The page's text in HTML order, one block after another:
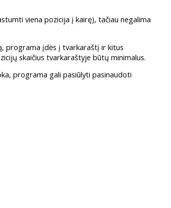
viena pozicija į kairę), tačiau negalima
programa įdės į tvarkaraštį ir kitus
skaičius tvarkaraštyje būtų minimalus.
programa gali pasiūlyti pasinaudoti